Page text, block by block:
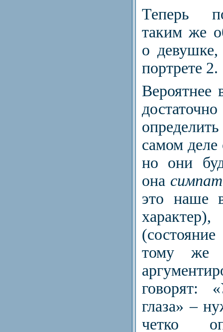
Теперь
таким же
о
портрете 2.
Вероятнее
самом
но они
она
это наше
тому же
говорят:
глаза» –
четко